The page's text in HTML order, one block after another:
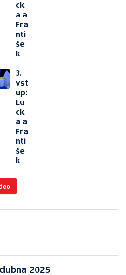
ck
a a
Fra
nti
še
k
3.
vst
up:
Lu
ck
a a
Fra
nti
še
k
2025